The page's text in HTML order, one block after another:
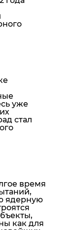
уже
стал
время
ядерную
как для